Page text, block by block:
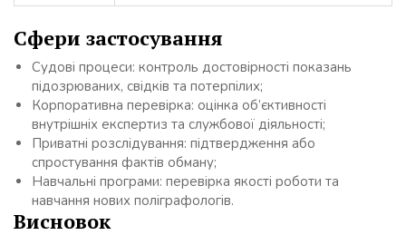
Сфери застосування
Судові процеси: контроль достовірності показань
підозрюваних, свідків та потерпілих;
Корпоративна перевірка: оцінка об’єктивності
внутрішніх експертиз та службової діяльності;
Приватні розслідування: підтвердження або
спростування фактів обману;
Навчальні програми: перевірка якості роботи та
навчання нових поліграфологів.
Висновок